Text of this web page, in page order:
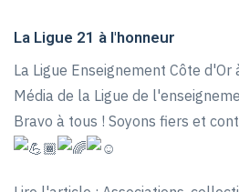
La Ligue 21 à l'honneur
La Ligue Enseignement Côte
Média de la Ligue de
Bravo à tous ! Soyons fiers et